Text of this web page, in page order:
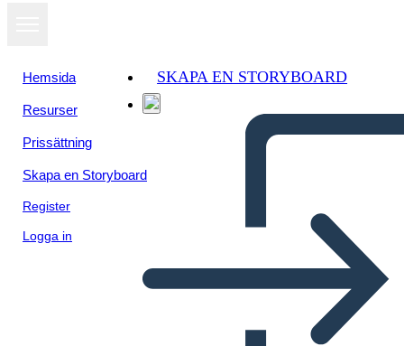
Hemsida
Resurser
Prissättning
Skapa en Storyboard
Register
Logga in
SKAPA EN STORYBOARD